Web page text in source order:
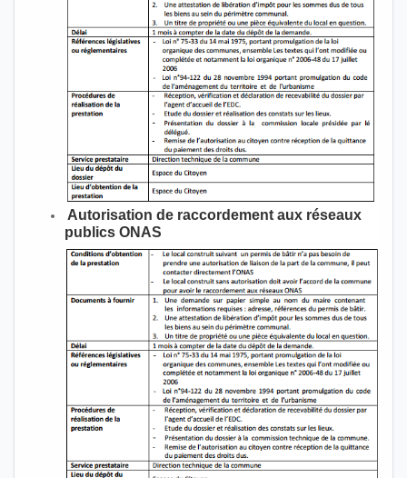
Autorisation de raccordement aux réseaux
publics ONAS